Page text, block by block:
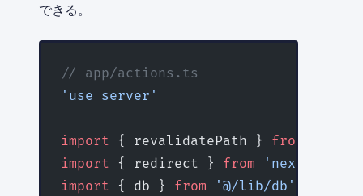
できる。
// app/actions.ts
'use server'
import { revalidatePath } from
import { redirect } from 'next/
import { db } from '@/lib/db'